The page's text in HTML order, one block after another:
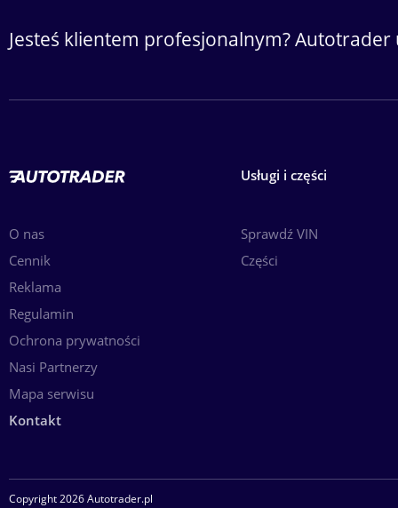
Jesteś klientem profesjonalnym?
O nas
Cennik
Reklama
Regulamin
Ochrona prywatności
Nasi Partnerzy
Mapa serwisu
Kontakt
Usługi i części
Sprawdź VIN
Części
Copyright 2026 Autotrader.pl